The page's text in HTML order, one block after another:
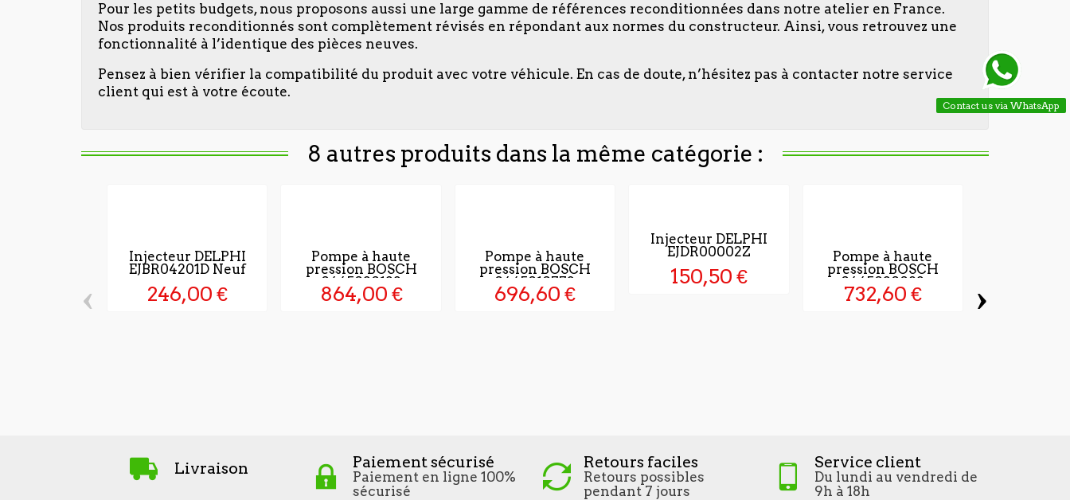
Pour les petits budgets, nous proposons aussi une large gamme de références reconditionnées dans notre atelier en France.
Nos produits reconditionnés sont complètement révisés en répondant aux normes du constructeur. Ainsi, vous retrouvez une
fonctionnalité à l’identique des pièces neuves.
Pensez à bien vérifier la compatibilité du produit avec votre véhicule. En cas de doute, n’hésitez pas à contacter notre service
client qui est à votre écoute.
8 autres produits dans la même catégorie :
Injecteur DELPHI
EJBR04201D Neuf
246,00 €
Pompe à haute
pression BOSCH
0445020122
864,00 €
Pompe à haute
pression BOSCH
0445010773
696,60 €
Injecteur DELPHI
EJDR00002Z
150,50 €
Pompe à haute
pression BOSCH
0445020082
732,60 €
‹ ›
Livraison Paiement sécurisé
Paiement en ligne 100%
sécurisé
Retours faciles
Retours possibles
pendant 7 jours
Service client
Du lundi au vendredi de
9h à 18h
Contact us via WhatsApp